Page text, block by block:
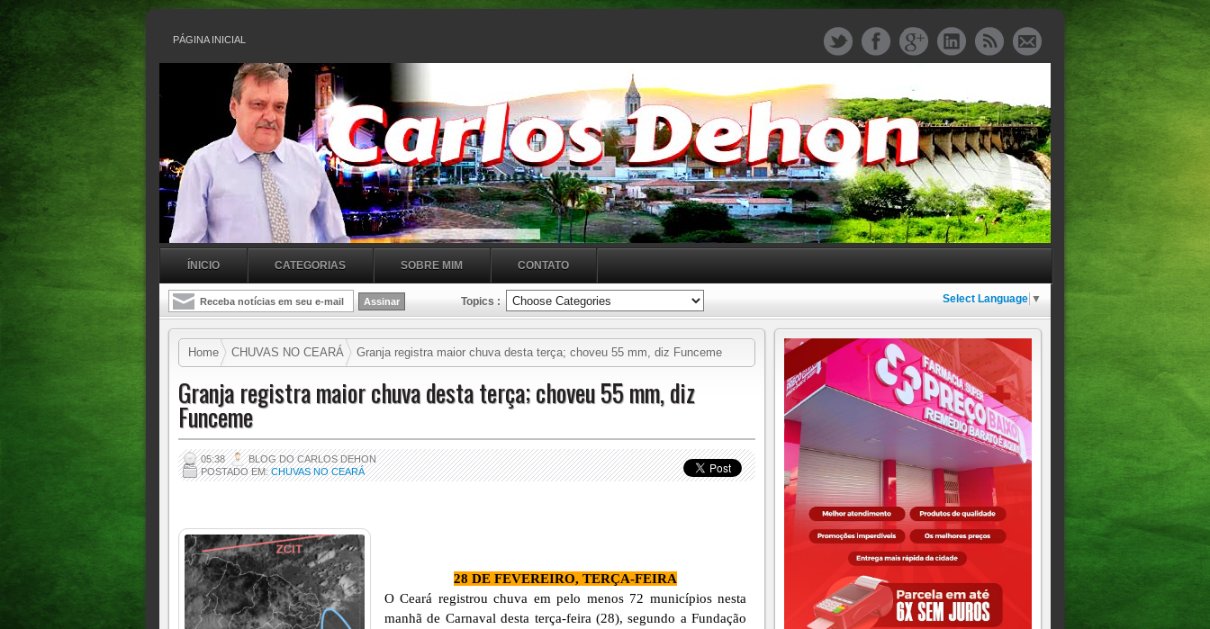
PÁGINA INICIAL
ÍNICIO CATEGORIAS SOBRE MIM CONTATO
Topics : Select Language ▼
Home CHUVAS NO CEARÁ Granja registra maior chuva desta terça; choveu 55 mm, diz Funceme
Granja registra maior chuva desta terça; choveu 55 mm, diz
Funceme
05:38
BLOG DO CARLOS DEHON
POSTADO EM:CHUVAS NO CEARÁ
28 DE FEVEREIRO, TERÇA-FEIRA
O Ceará registrou chuva em pelo menos 72 municípios nesta
manhã de Carnaval desta terça-feira (28), segundo a Fundação